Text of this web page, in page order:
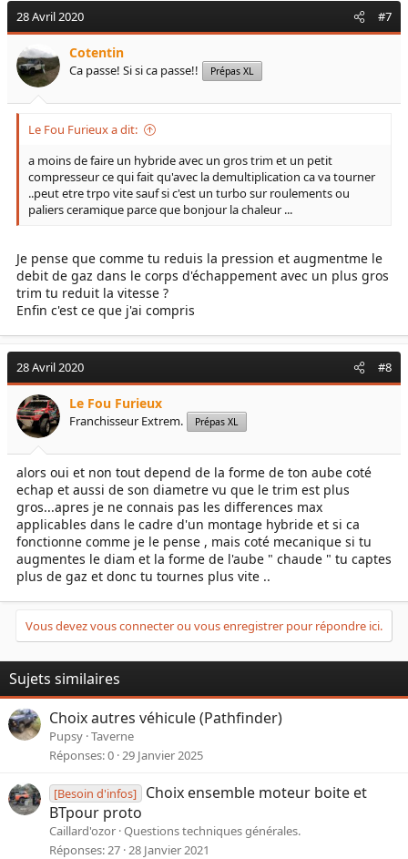
28 Avril 2020 #7
Cotentin
Ca passe! Si si ca passe!! Prépas XL
Le Fou Furieux a dit:
a moins de faire un hybride avec un gros trim et un petit
compresseur ce qui fait qu'avec la demultiplication ca va tourner
..peut etre trpo vite sauf si c'est un turbo sur roulements ou
paliers ceramique parce que bonjour la chaleur ...
Je pense que comme tu reduis la pression et augmentme le
debit de gaz dans le corps d'échappement avec un plus gros
trim tu reduit la vitesse ?
Enfin c'est ce que j'ai compris
28 Avril 2020 #8
Le Fou Furieux
Franchisseur Extrem. Prépas XL
alors oui et non tout depend de la forme de ton aube coté
echap et aussi de son diametre vu que le trim est plus
gros...apres je ne connais pas les differences max
applicables dans le cadre d'un montage hybride et si ca
fonctionne comme je le pense , mais coté mecanique si tu
augmentes le diam et la forme de l'aube " chaude " tu captes
plus de gaz et donc tu tournes plus vite ..
Vous devez vous connecter ou vous enregistrer pour répondre ici.
Sujets similaires
Choix autres véhicule (Pathfinder)
Pupsy Taverne
Réponses 0 29 Janvier 2025
[Besoin d'infos]
Choix ensemble moteur boite et
BTpour proto
Caillard'ozor Questions techniques générales.
Réponses 27 28 Janvier 2021